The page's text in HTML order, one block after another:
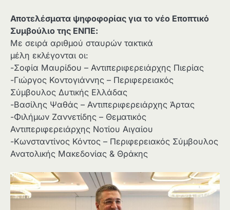
Αποτελέσματα ψηφοφορίας για το νέο Εποπτικό
Συμβούλιο της ΕΝΠΕ:
Με σειρά αριθμού σταυρών τακτικά
μέλη εκλέγονται οι:
-Σοφία Μαυρίδου – Αντιπεριφερειάρχης Πιερίας
-Γιώργος Κοντογιάννης – Περιφερειακός
Σύμβουλος Δυτικής Ελλάδας
-Βασίλης Ψαθάς – Αντιπεριφερειάρχης Άρτας
-Φιλήμων Ζαννετίδης – Θεματικός
Αντιπεριφερειάρχης Νοτίου Αιγαίου
-Κωνσταντίνος Κόντος – Περιφερειακός Σύμβουλος
Ανατολικής Μακεδονίας & Θράκης